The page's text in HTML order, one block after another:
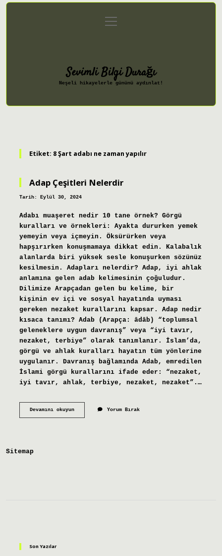
Gizlilik Politikası
menüyü
aç
Sevimli Bilgi Durağı
Neşeli hikayelerle gününü aydınlat!
Etiket: 8 Şart adabı ne zaman yapılır
Adap Çeşitleri Nelerdir
Tarih: Eylül 30, 2024
Adabı muaşeret nedir 10 tane örnek? Görgü
kuralları ve örnekleri: Ayakta dururken yemek
yemeyin veya içmeyin. Öksürürken veya
hapşırırken konuşmamaya dikkat edin. Kalabalık
alanlarda biri yüksek sesle konuşurken sözünüz
kesilmesin. Adapları nelerdir? Adap, iyi ahlak
anlamına gelen adab kelimesinin çoğuludur.
Dilimize Arapçadan gelen bu kelime, bir
kişinin ev içi ve sosyal hayatında uyması
gereken nezaket kurallarını kapsar. Adap nedir
kısaca tanımı? Adab (Arapça: ādāb) “toplumsal
geleneklere uygun davranış” veya “iyi tavır,
nezaket, terbiye” olarak tanımlanır. İslam’da,
görgü ve ahlak kuralları hayatın tüm yönlerine
uygulanır. Davranış bağlamında Adab, emredilen
İslami görgü kurallarını ifade eder: “nezaket,
iyi tavır, ahlak, terbiye, nezaket, nezaket”.…
Devamını okuyunAdap
Yorum Bırak
Sitemap
Son Yazılar